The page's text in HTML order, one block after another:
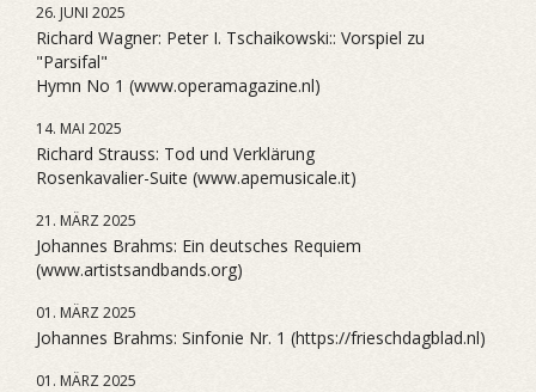
26. JUNI 2025
Richard Wagner: Peter I. Tschaikowski:: Vorspiel zu
"Parsifal"
Hymn No 1 (www.operamagazine.nl)
14. MAI 2025
Richard Strauss: Tod und Verklärung
Rosenkavalier-Suite (www.apemusicale.it)
21. MÄRZ 2025
Johannes Brahms: Ein deutsches Requiem
(www.artistsandbands.org)
01. MÄRZ 2025
Johannes Brahms: Sinfonie Nr. 1 (https://frieschdagblad.nl)
01. MÄRZ 2025